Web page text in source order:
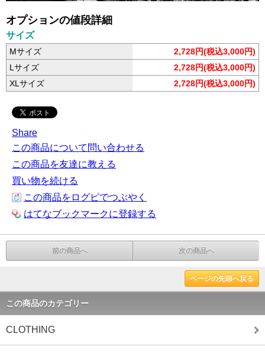
オプションの値段詳細
サイズ
Mサイズ
2,728円(税込3,000円)
Lサイズ
2,728円(税込3,000円)
XLサイズ
2,728円(税込3,000円)
Share
この商品について問い合わせる
この商品を友達に教える
買い物を続ける
この商品をログピでつぶやく
はてなブックマークに登録する
前の商品へ 次の商品へ
ページの先頭へ戻る
この商品のカテゴリー
CLOTHING